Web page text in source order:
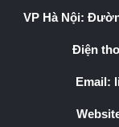
VP Hà Nội:
Điện
Email: